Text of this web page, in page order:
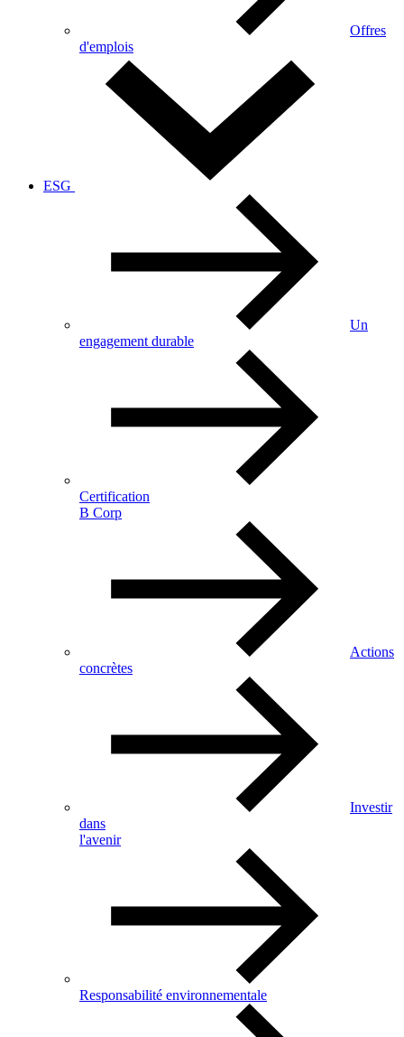
Offres
d'emplois
ESG
Un
engagement durable
Certification
B Corp
Actions
concrètes
Investir
dans
l'avenir
Responsabilité environnementale